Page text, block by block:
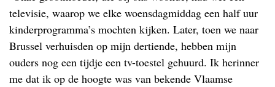
televisie, waarop we elke woensdagmiddag een half uur
kinderprogramma’s mochten kijken. Later, toen we naar
Brussel verhuisden op mijn dertiende, hebben mijn
ouders nog een tijdje een tv-toestel gehuurd. Ik herinner
me dat ik op de hoogte was van bekende Vlaamse